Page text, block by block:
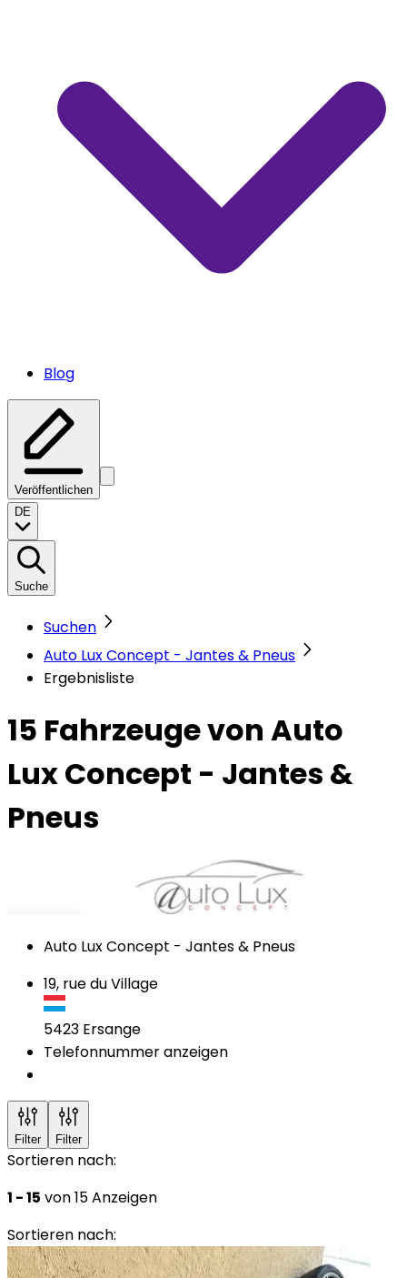
Blog
Veröffentlichen
DE
Suche
Suchen
Auto Lux Concept - Jantes & Pneus
Ergebnisliste
15 Fahrzeugevon Auto
Lux Concept - Jantes &
Pneus
Auto Lux Concept - Jantes & Pneus
19, rue du Village
5423 Ersange
Telefonnummer anzeigen
Filter Filter
Sortieren nach:
1 - 15 von 15 Anzeigen
Sortieren nach: